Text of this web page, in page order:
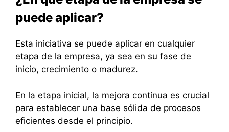
puede aplicar?
Esta iniciativa se puede aplicar en cualquier
etapa de la empresa, ya sea en su fase de
inicio, crecimiento o madurez.
En la etapa inicial, la mejora continua es crucial
para establecer una base sólida de procesos
eficientes desde el principio.